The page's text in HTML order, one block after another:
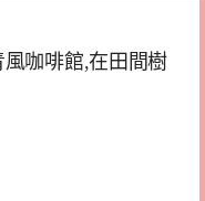
咖啡館,在田間樹